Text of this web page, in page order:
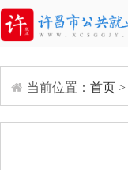
当前位置： 首页 >